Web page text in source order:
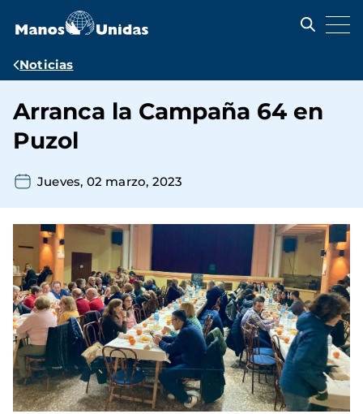
contenido
Ruta
navegación
Noticias
Arranca la Campaña 64 en
Puzol
Jueves, 02 marzo, 2023